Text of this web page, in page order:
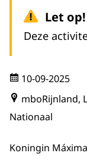
Let op!
Deze
10-09-2025
mboRijnland,
Nationaal
Koningin